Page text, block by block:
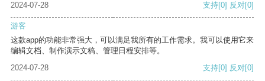
2024-07-28 支持[0] 反对[0]
游客
这款app的功能非常强大，可以满足我所有的工作需求。我可以使用它来
编辑文档、制作演示文稿、管理日程安排等。
2024-07-28
支持[0] 反对[0]